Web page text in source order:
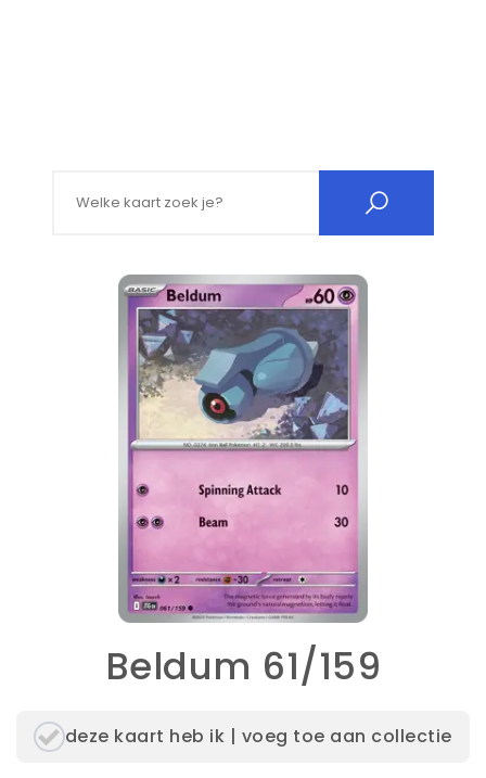
Beldum 61/159
deze kaart heb ik | voeg toe aan collectie